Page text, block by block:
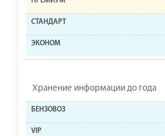
Хранение информации до года